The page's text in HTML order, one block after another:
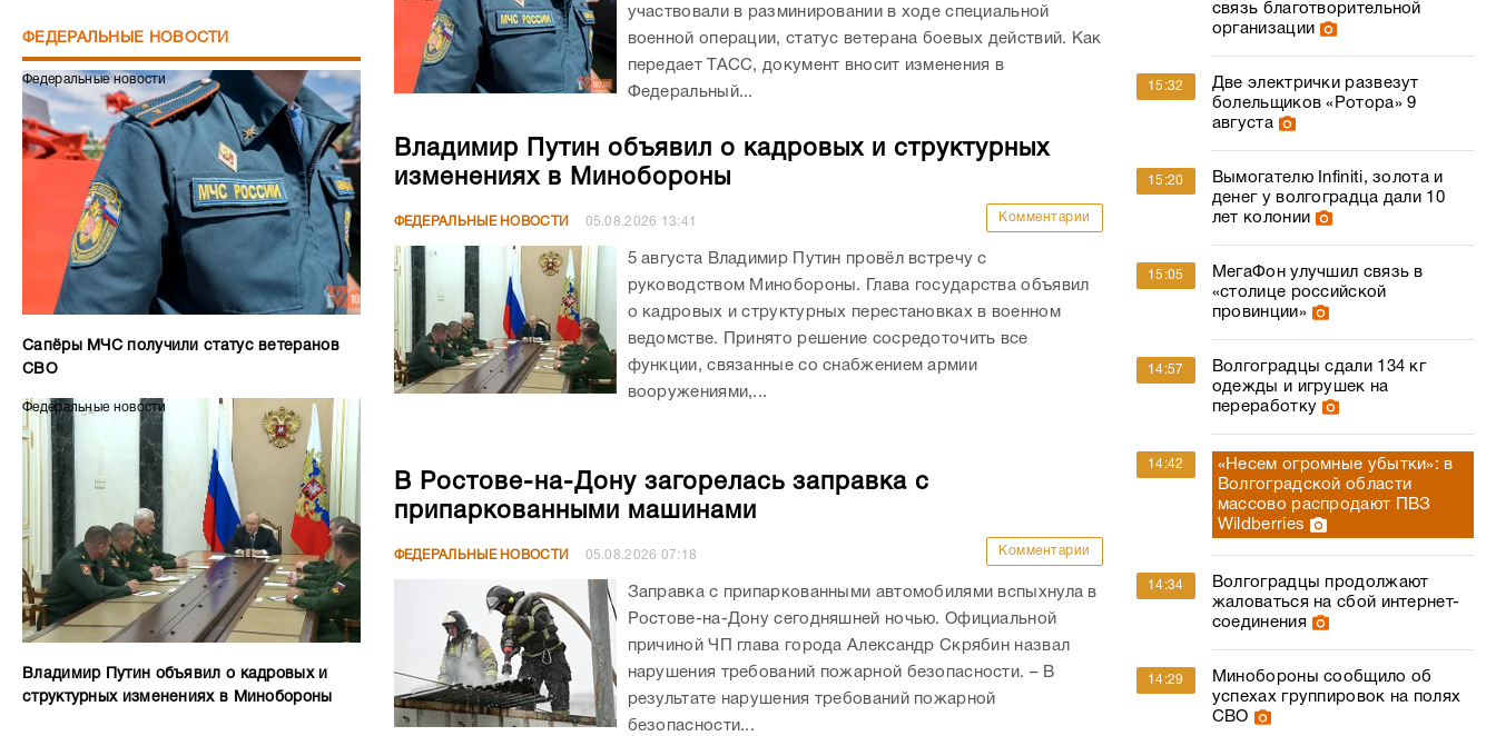
ФЕДЕРАЛЬНЫЕ НОВОСТИ
Федеральные новости
Сапёры МЧС получили статус ветеранов
СВО
Федеральные новости
Владимир Путин объявил о кадровых и
структурных изменениях в Минобороны
участвовали в разминировании в ходе специальной
военной операции, статус ветерана боевых действий. Как
передает ТАСС, документ вносит изменения в
Федеральный...
Владимир Путин объявил о кадровых и структурных
изменениях в Минобороны
ФЕДЕРАЛЬНЫЕ НОВОСТИ 05.08.2026 13:41 Комментарии
5 августа Владимир Путин провёл встречу с
руководством Минобороны. Глава государства объявил
о кадровых и структурных перестановках в военном
ведомстве. Принято решение сосредоточить все
функции, связанные со снабжением армии
вооружениями,...
В Ростове-на-Дону загорелась заправка с
припаркованными машинами
ФЕДЕРАЛЬНЫЕ НОВОСТИ 05.08.2026 07:18 Комментарии
Заправка с припаркованными автомобилями вспыхнула в
Ростове-на-Дону сегодняшней ночью. Официальной
причиной ЧП глава города Александр Скрябин назвал
нарушения требований пожарной безопасности. – В
результате нарушения требований пожарной
безопасности...
связь благотворительной
организации
15:32
Две электрички развезут
болельщиков «Ротора» 9
августа
15:20
Вымогателю Infiniti, золота и
денег у волгоградца дали 10
лет колонии
15:05
МегаФон улучшил связь в
«столице российской
провинции»
14:57
Волгоградцы сдали 134 кг
одежды и игрушек на
переработку
14:42
«Несем огромные убытки»: в
Волгоградской области
массово распродают ПВЗ
Wildberries
14:34
Волгоградцы продолжают
жаловаться на сбой интернет-
соединения
14:29
Минобороны сообщило об
успехах группировок на полях
СВО